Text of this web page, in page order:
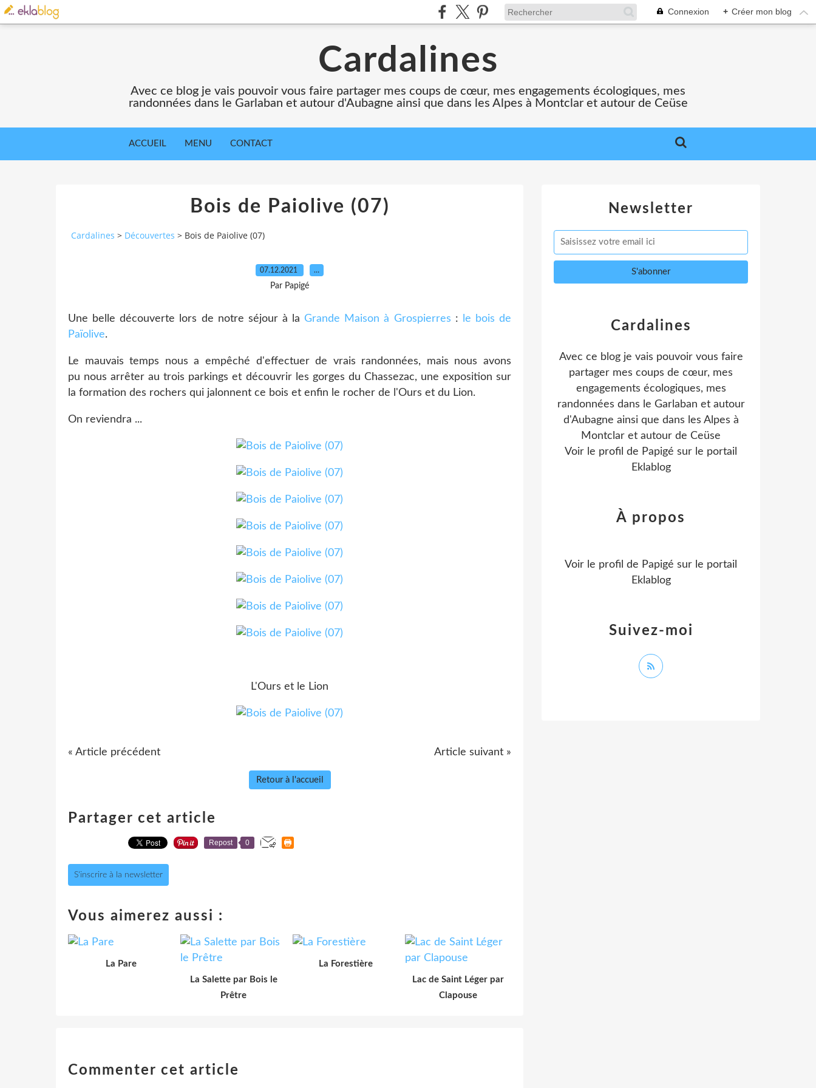
Connexion + Créer mon blog
Cardalines
Avec ce blog je vais pouvoir vous faire partager mes coups de cœur, mes engagements écologiques, mes
randonnées dans le Garlaban et autour d'Aubagne ainsi que dans les Alpes à Montclar et autour de Ceüse
ACCUEIL MENU CONTACT
Bois de Paiolive (07)
Cardalines > Découvertes > Bois de Paiolive (07)
07.12.2021 …
Par Papigé
Une belle découverte lors de notre séjour à laGrande Maison à Grospierres :
le bois de
Païolive.
Le mauvais temps nous a empêché d'effectuer de vrais randonnées, mais nous avons
pu nous arrêter au trois parkings et découvrir les gorges du Chassezac, une exposition sur
la formation des rochers qui jalonnent ce bois et enfin le rocher de l'Ours et du Lion.
On reviendra ...
L'Ours et le Lion
« Article précédent Article suivant »
Retour à l'accueil
Partager cet article
Repost 0
S'inscrire à la newsletter
Vous aimerez aussi :
La Pare
La Salette par Bois le
Prêtre
La Forestière
Lac de Saint Léger par
Clapouse
Commenter cet article
Newsletter
Cardalines
Avec ce blog je vais pouvoir vous faire
partager mes coups de cœur, mes
engagements écologiques, mes
randonnées dans le Garlaban et autour
d'Aubagne ainsi que dans les Alpes à
Montclar et autour de Ceüse
Voir le profil de Papigé sur le portail
Eklablog
Suivez-moi
À propos
Voir le profil de Papigé sur le portail
Eklablog